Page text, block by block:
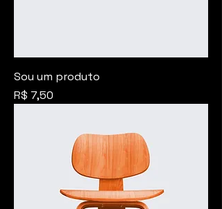
Sou um produto
Preço
R$ 7,50